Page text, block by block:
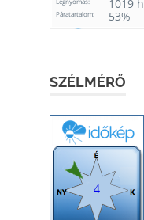
SZÉLMÉRŐ